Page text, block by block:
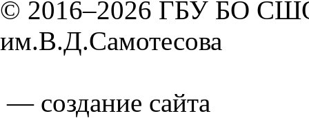
© 2016–2026 ГБУ БО
им.В.Д.Самотесова
— cоздание сайта